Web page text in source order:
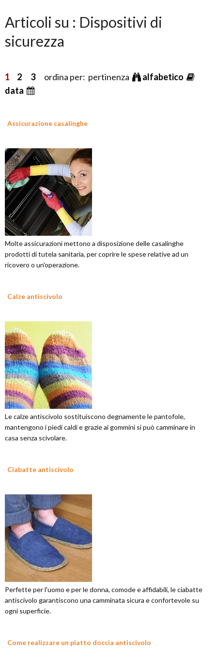
Articoli su : Dispositivi di
sicurezza
1 2 3ordina per: pertinenza
alfabetico
data
Assicurazione casalinghe
Molte assicurazioni mettono a disposizione delle casalinghe
prodotti di tutela sanitaria, per coprire le spese relative ad un
ricovero o un'operazione.
Calze antiscivolo
Le calze antiscivolo sostituiscono degnamente le pantofole,
mantengono i piedi caldi e grazie ai gommini si può camminare in
casa senza scivolare.
Ciabatte antiscivolo
Perfette per l'uomo e per le donna, comode e affidabili, le ciabatte
antiscivolo garantiscono una camminata sicura e confortevole su
ogni superficie.
Come realizzare un piatto doccia antiscivolo